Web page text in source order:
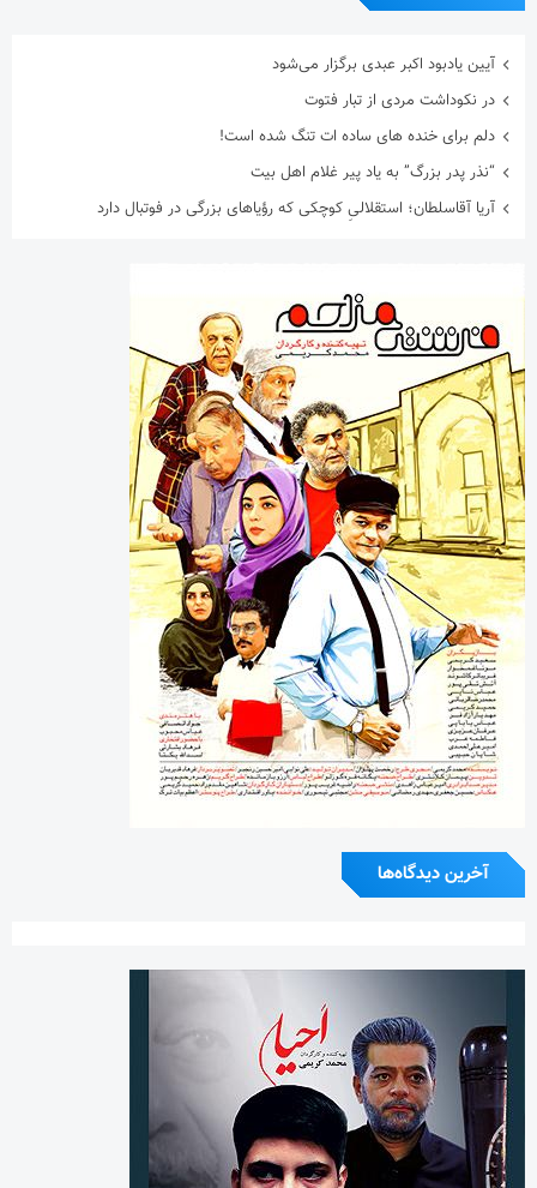
آیین یادبود اکبر عبدی برگزار می‌شود
در نکوداشت مردی از تبار فتوت
دلم برای خنده های ساده ات تنگ شده است!
“نذر پدر بزرگ” به یاد پیر غلام اهل بیت
آریا آقاسلطان؛ استقلالیِ کوچکی که رؤیاهای بزرگی در فوتبال دارد
آخرین دیدگاه‌ها